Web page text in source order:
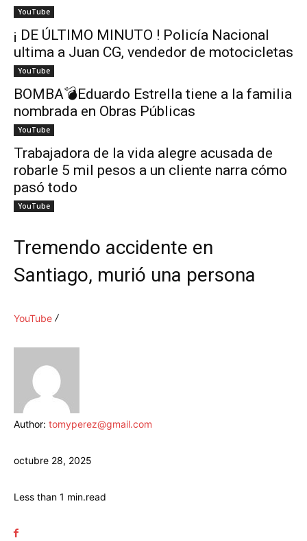
YouTube
¡ DE ÚLTIMO MINUTO ! Policía Nacional
ultima a Juan CG, vendedor de motocicletas
YouTube
BOMBA💣Eduardo Estrella tiene a la familia
nombrada en Obras Públicas
YouTube
Trabajadora de la vida alegre acusada de
robarle 5 mil pesos a un cliente narra cómo
pasó todo
YouTube
Tremendo accidente en
Santiago, murió una persona
YouTube
Author: tomyperez@gmail.com
octubre 28, 2025
Less than 1 min.read